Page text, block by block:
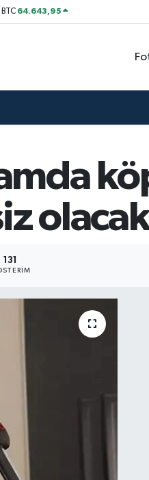
BTC 64.643,95
olacak
131